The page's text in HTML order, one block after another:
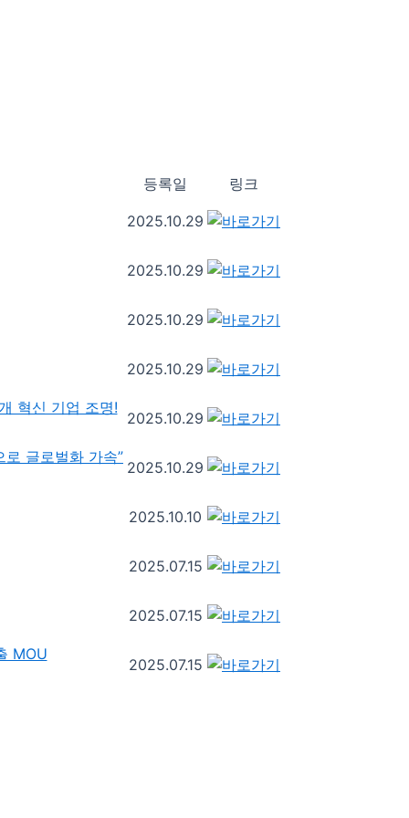
등록일 링크
2025.10.29
2025.10.29
2025.10.29
2025.10.29
혁신 기업 조명!
2025.10.29
글로벌화 가속”
2025.10.29
2025.10.10
2025.07.15
2025.07.15
MOU
2025.07.15